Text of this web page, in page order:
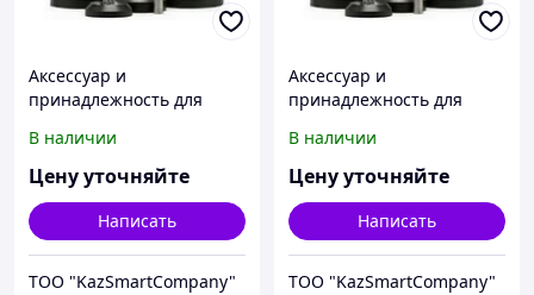
Аксессуар и
принадлежность для
калибровки Fluke
Calibration 3901-23
В наличии
Цену уточняйте
Написать
ТОО "KazSmartCompany"
Аксессуар и
принадлежность для
калибровки Fluke
Calibration 5901-ITST
В наличии
Цену уточняйте
Написать
ТОО "KazSmartCompany"